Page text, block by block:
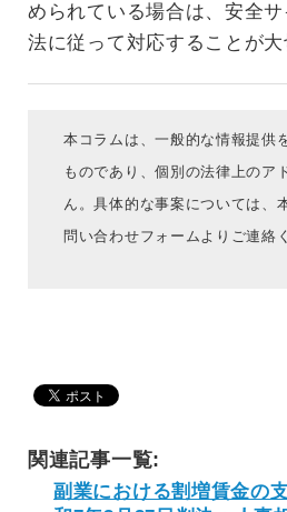
められている場合は、安全
法に従って対応することが大
本コラムは、一般的な情報提供
ものであり、個別の法律上のア
ん。具体的な事案については、
問い合わせフォームよりご連絡
関連記事一覧:
副業における割増賃金の